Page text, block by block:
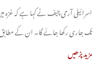
اسرائیلی آرمی چیف نے کہا ہے کہ
تک جاری رکھا جائے گا۔ ان کے
مزید پڑھیں